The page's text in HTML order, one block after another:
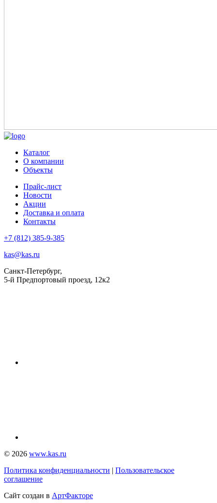
Каталог
О компании
Объекты
Прайс-лист
Новости
Акции
Доставка и оплата
Контакты
+7 (812) 385-9-385
kas@kas.ru
Санкт-Петербург,
5-й Предпортовый проезд, 12к2
© 2026 www.kas.ru
Политика конфиденциальности | Пользовательское
соглашение
Сайт создан в АртФакторе